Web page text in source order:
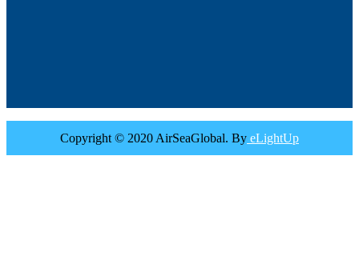
Copyright © 2020 AirSeaGlobal. By eLightUp